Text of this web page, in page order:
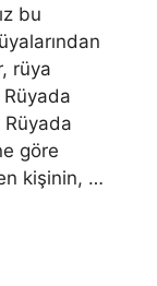
bu
rüya
Rüyada
göre
kişinin, …